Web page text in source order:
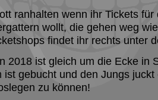
ranhalten wenn ihr Tickets
wollt, die gehen weg
findet ihr rechts unter
2018 ist gleich um die Ecke in
ist gebucht und den Jungs
zu können!